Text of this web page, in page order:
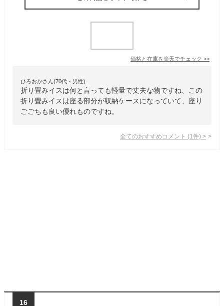
価格と在庫を楽天でチェック >>
ひろおかさん(70代・男性)
折り畳みイスは何と言っても軽量で丈夫な物ですね、この
折り畳みイスは座る部分が収納ケースになっていて、座り
ごごちも良い優れものですね。
全てのおすすめコメント (1 件) >
16